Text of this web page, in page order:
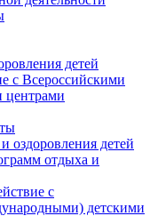
детей
с Всероссийскими
центрами
оздоровления детей
отдыха и
с
детскими